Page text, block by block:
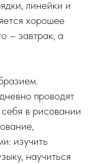
линейки и
хорошее
– завтрак, а
проводят
в рисовании
изучить
научиться